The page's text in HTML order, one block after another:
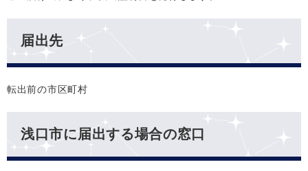
届出先
転出前の市区町村
浅口市に届出する場合の窓口